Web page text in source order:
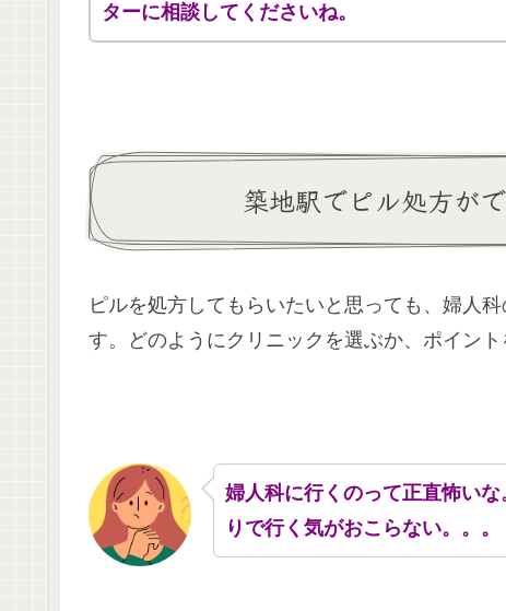
ターに相談してくださいね。
築地駅でピル処方が
ピルを処方してもらいたいと思っても、婦人
す。どのようにクリニックを選ぶか、ポイント
婦人科に行くのって正直怖い
りで行く気がおこらない。。。